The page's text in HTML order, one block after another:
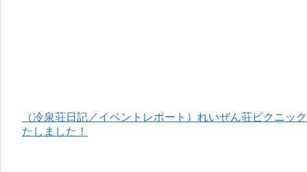
（冷泉荘日記／イベントレポート）れいぜん荘ピクニッ
たしました！